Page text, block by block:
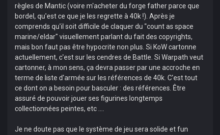
règles de Mantic (voire m'acheter du forge father parce que
bordel, qu'est ce que je les regrette à 40k !). Après je
comprends qu'il soit difficile de claquer du "count as space
marine/eldar" visuellement parlant du fait des copyrights,
mais bon faut pas être hypocrite non plus. Si KoW cartonne
actuellement, c'est sur les cendres de Battle. Si Warpath veut
cartonner, à mon sens, ça devra passer par une accroche en
terme de liste d'armée sur les références de 40k. C'est tout
ce dont on a besoin pour basculer : des références. Être
assuré de pouvoir jouer ses figurines longtemps
collectionnées peintes, etc ....
Je ne doute pas que le système de jeu sera solide et fun